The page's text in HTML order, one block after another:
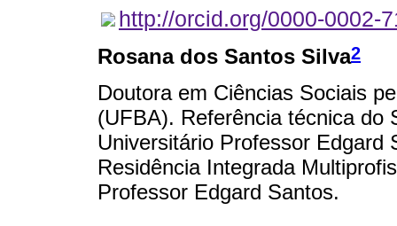
http://orcid.org/0000-0002-
Rosana dos Santos Silva2
Doutora em Ciências Sociais
(UFBA). Referência técnica do
Universitário Professor Edgard
Residência Integrada
Professor Edgard Santos.